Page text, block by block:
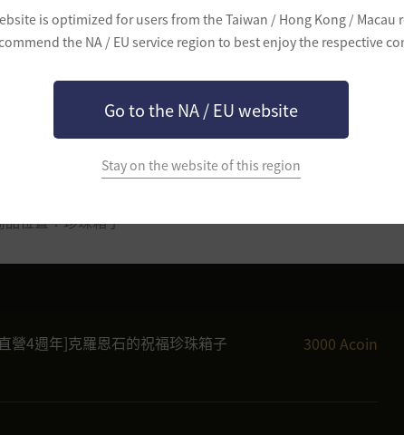
is optimized for users from the Taiwan / Hong Kong / Macau
the NA / EU service region to best enjoy the respective
Go to the NA / EU website
Stay on the website of this region
]克羅恩石的祝福珍珠箱子
(四) 定期維護後 ~ 2026年7月9日(四) 維護前
品位置：珍珠箱子
營4週年]克羅恩石的祝福珍珠箱子 3000 Acoin